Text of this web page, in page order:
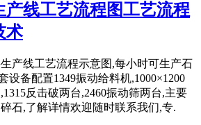
产线工艺流程图工艺流程
术
产线工艺流程示意图,每小时可生产石
设备配置1349振动给料机,1000×1200
反击破两台,2460振动筛两台,主要
石,了解详情欢迎随时联系我们,专.